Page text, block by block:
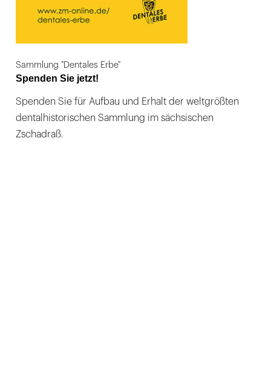
Sammlung "Dentales Erbe"
Spenden Sie jetzt!
Spenden Sie für Aufbau und Erhalt der weltgrößten
dentalhistorischen Sammlung im sächsischen
Zschadraß.